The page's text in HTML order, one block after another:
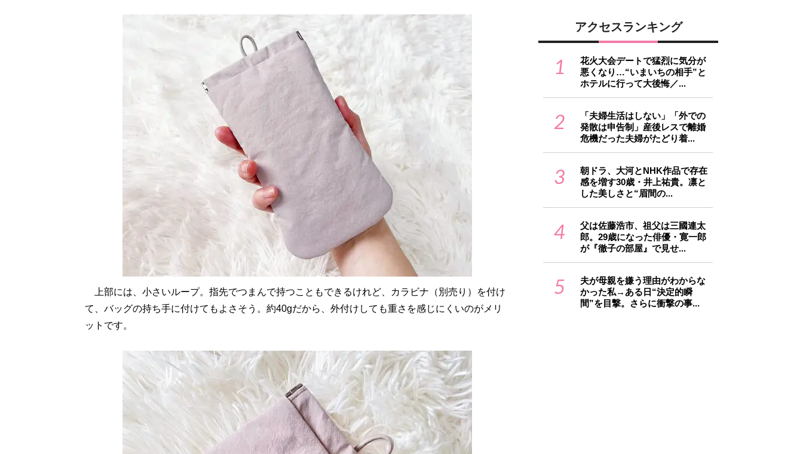
上部には、小さいループ。指先でつまんで持つこともできるけれど、カラビナ（別売り）を付け
て、バッグの持ち手に付けてもよさそう。約40gだから、外付けしても重さを感じにくいのがメリ
ットです。
アクセスランキング
1
花火大会デートで猛烈に気分が
悪くなり…“いまいちの相手”と
ホテルに行って大後悔／...
2
「夫婦生活はしない」「外での
発散は申告制」産後レスで離婚
危機だった夫婦がたどり着...
3
朝ドラ、大河とNHK作品で存在
感を増す30歳・井上祐貴。凛と
した美しさと“眉間の...
4
父は佐藤浩市、祖父は三國連太
郎。29歳になった俳優・寛一郎
が『徹子の部屋』で見せ...
5
夫が母親を嫌う理由がわからな
かった私→ある日“決定的瞬
間”を目撃。さらに衝撃の事...